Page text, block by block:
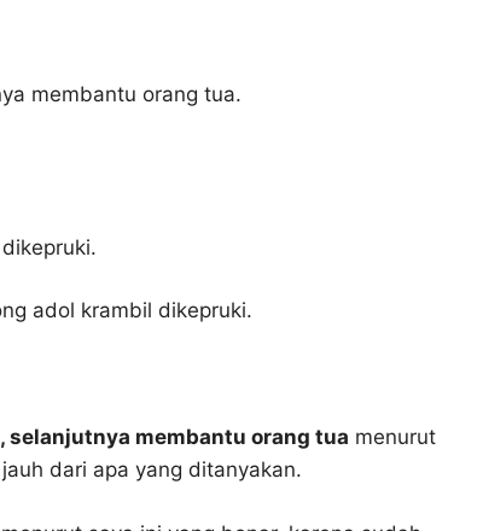
membantu orang tua.
adol krambil dikepruki.
selanjutnya membantu orang tua menurut
dari apa yang ditanyakan.